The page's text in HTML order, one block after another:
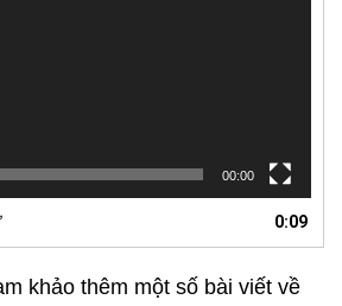
00:00
0:09
khảo thêm một số bài viết về